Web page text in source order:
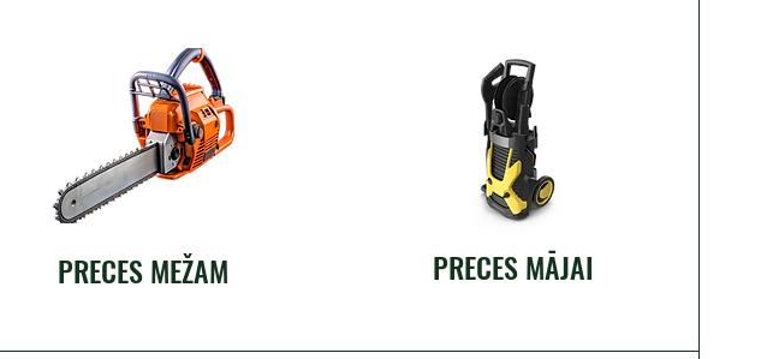
PRECES MEŽAM PRECES MĀJAI